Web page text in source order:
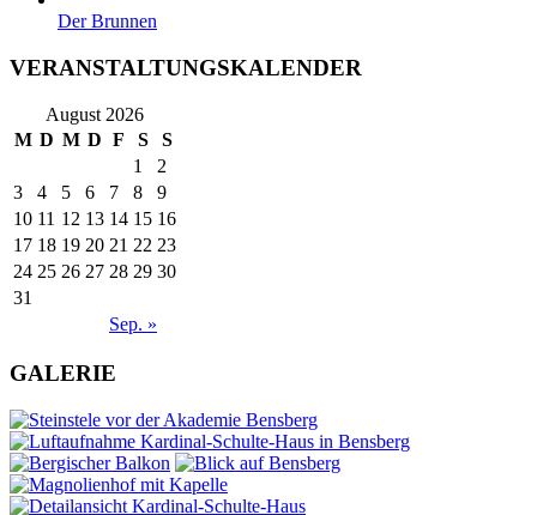
Der Brunnen
VERANSTALTUNGSKALENDER
August 2026
M D M D F S S
Sep. »
1
2
3
4 5 6 7 8
9
10 11 12 13 14 15 16
17 18 19 20 21 22 23
24 25 26 27 28 29 30
31
GALERIE